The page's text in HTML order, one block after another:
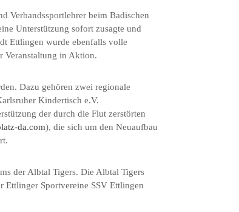
Verbandssportlehrer beim Badischen
Unterstützung sofort zusagte und
Ettlingen wurde ebenfalls volle
Veranstaltung in Aktion.
Dazu gehören zwei regionale
Kindertisch e.V.
der durch die Flut zerstörten
da.com), die sich um den Neuaufbau
der Albtal Tigers. Die Albtal Tigers
Ettlinger Sportvereine SSV Ettlingen